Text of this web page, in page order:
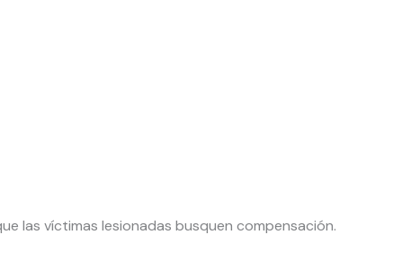
las víctimas lesionadas busquen compensación.